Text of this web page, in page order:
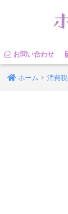
お問い合わせ
ホーム 消費